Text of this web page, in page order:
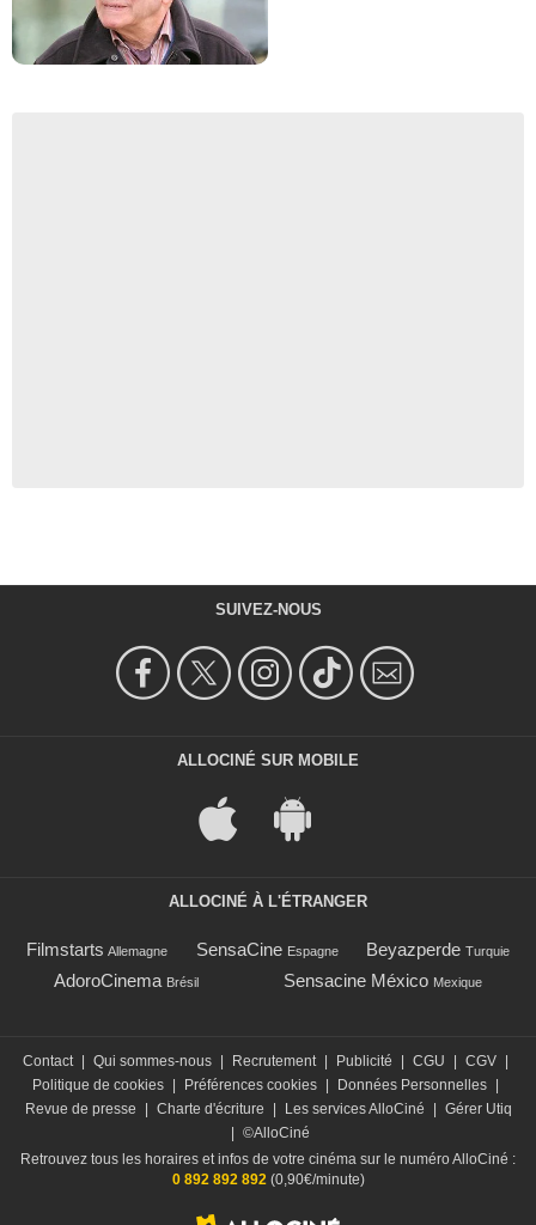
SUIVEZ-NOUS
ALLOCINÉ SUR MOBILE
ALLOCINÉ À L'ÉTRANGER
Filmstarts Allemagne SensaCine Espagne Beyazperde Turquie
AdoroCinema Brésil Sensacine México Mexique
Contact Qui sommes-nous Recrutement Publicité CGU CGV
Politique de cookies
Préférences cookies Données Personnelles
Revue de presse
Charte d'écriture Les services AlloCiné
Gérer Utiq
©AlloCiné
Retrouvez tous les horaires et infos de votre cinéma sur le numéro AlloCiné :
0 892 892 892(0,90€/minute)